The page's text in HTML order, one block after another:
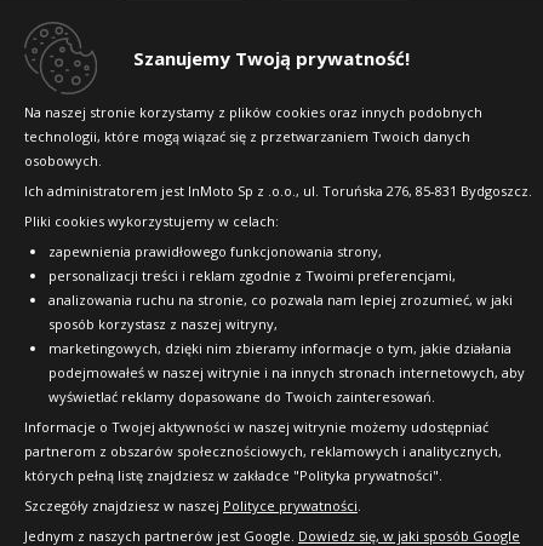
Szanujemy Twoją prywatność!
Na naszej stronie korzystamy z plików cookies oraz innych podobnych
technologii, które mogą wiązać się z przetwarzaniem Twoich danych
osobowych.
Ich administratorem jest InMoto Sp z .o.o., ul. Toruńska 276, 85-831 Bydgoszcz.
Pliki cookies wykorzystujemy w celach:
zapewnienia prawidłowego funkcjonowania strony,
personalizacji treści i reklam zgodnie z Twoimi preferencjami,
analizowania ruchu na stronie, co pozwala nam lepiej zrozumieć, w jaki
sposób korzystasz z naszej witryny,
marketingowych, dzięki nim zbieramy informacje o tym, jakie działania
podejmowałeś w naszej witrynie i na innych stronach internetowych, aby
wyświetlać reklamy dopasowane do Twoich zainteresowań.
Informacje o Twojej aktywności w naszej witrynie możemy udostępniać
partnerom z obszarów społecznościowych, reklamowych i analitycznych,
których pełną listę znajdziesz w zakładce "Polityka prywatności".
Szczegóły znajdziesz w naszej Polityce prywatności.
Jednym z naszych partnerów jest Google. Dowiedz się, w jaki sposób Google
Copyright © 2010-2026 24opony.pl. Wszelkie
prawa zastrzeżone.